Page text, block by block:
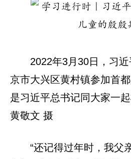
2022年3月30日，习
京市大兴区黄村镇参加首
是习近平总书记同大家一
黄敬文 摄
“还记得过年时，我父